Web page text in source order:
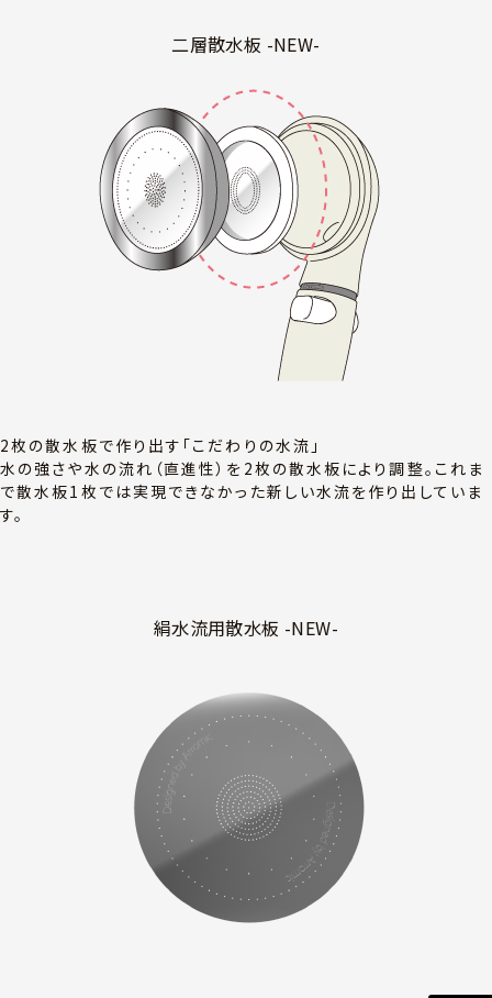
二層散水板 -NEW-
2枚の散水板で作り出す「こだわりの水流」
水の強さや水の流れ（直進性）を2枚の散水板により調整。これま
で散水板1枚では実現できなかった新しい水流を作り出していま
す。
絹水流用散水板 -NEW-